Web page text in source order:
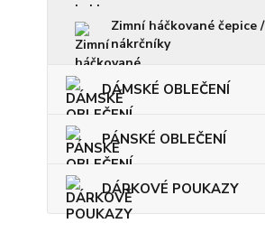
Zimní háčkované čepice /
nákrčníky
DÁMSKÉ OBLEČENÍ
PÁNSKÉ OBLEČENÍ
DÁRKOVÉ POUKAZY